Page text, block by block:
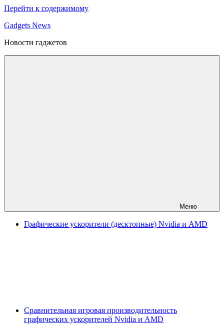
Перейти к содержимому
Gadgets News
Новости гаджетов
Меню
Графические ускорители (десктопные) Nvidia и AMD
Сравнительная игровая производительность
графических ускорителей Nvidia и AMD